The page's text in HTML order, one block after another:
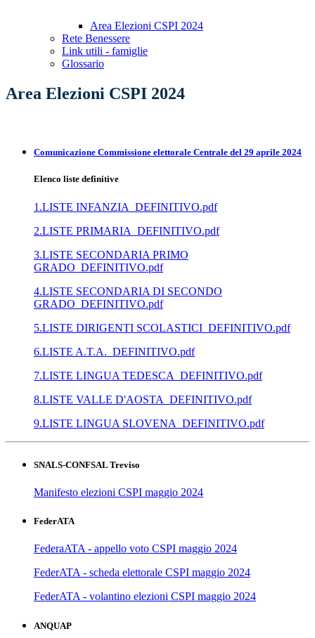
Area Elezioni CSPI 2024
Rete Benessere
Link utili - famiglie
Glossario
Area Elezioni CSPI 2024
Comunicazione Commissione elettorale Centrale del 29 aprile 2024
Elenco liste definitive
1.LISTE INFANZIA_DEFINITIVO.pdf
2.LISTE PRIMARIA_DEFINITIVO.pdf
3.LISTE SECONDARIA PRIMO
GRADO_DEFINITIVO.pdf
4.LISTE SECONDARIA DI SECONDO
GRADO_DEFINITIVO.pdf
5.LISTE DIRIGENTI SCOLASTICI_DEFINITIVO.pdf
6.LISTE A.T.A._DEFINITIVO.pdf
7.LISTE LINGUA TEDESCA_DEFINITIVO.pdf
8.LISTE VALLE D'AOSTA_DEFINITIVO.pdf
9.LISTE LINGUA SLOVENA_DEFINITIVO.pdf
SNALS-CONFSAL Treviso
Manifesto elezioni CSPI maggio 2024
FederATA
FederaATA - appello voto CSPI maggio 2024
FederATA - scheda elettorale CSPI maggio 2024
FederATA - volantino elezioni CSPI maggio 2024
ANQUAP